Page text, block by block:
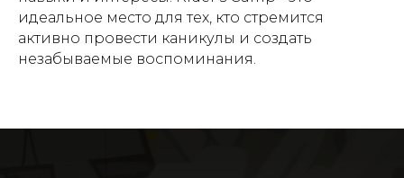
идеальное место для тех, кто стремится
активно провести каникулы и создать
незабываемые воспоминания.